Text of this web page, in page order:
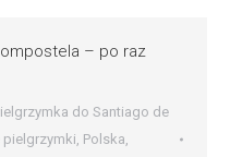
– po raz
do Santiago de
pielgrzymki, Polska,